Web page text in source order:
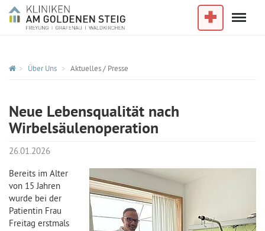
Im NotfallMenu
Über Uns Aktuelles / Presse
Neue Lebensqualität nach
Wirbelsäulenoperation
26.01.2026
Bereits im Alter
von 15 Jahren
wurde bei der
Patientin Frau
Freitag erstmals